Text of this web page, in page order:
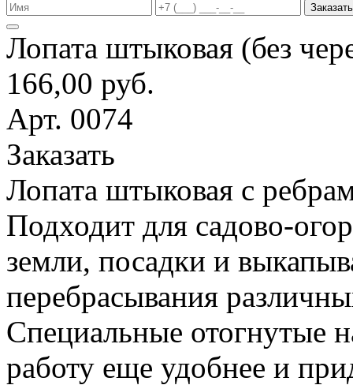
Заказать
Лопата штыковая (без
166,00 руб.
Арт. 0074
Заказать
Лопата штыковая с
Подходит для садово-
земли, посадки и
перебрасывания
Специальные отогнутые
работу еще удобнее и